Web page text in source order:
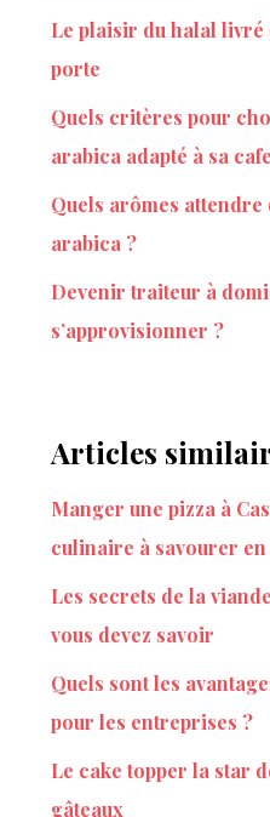
Le plaisir du halal
porte
Quels critères pour
arabica adapté à sa
Quels arômes attendre
arabica ?
Devenir traiteur à
s’approvisionner ?
Articles
Manger une pizza à
culinaire à savourer
Les secrets de la
vous devez savoir
Quels sont les
pour les entreprises ?
Le cake topper la star
gâteaux